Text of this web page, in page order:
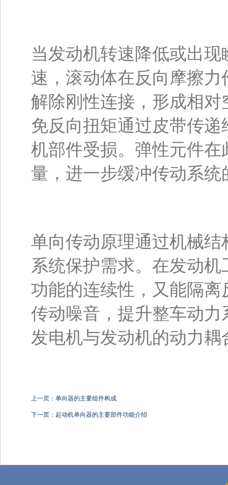
当发动机转速降低或出
速，滚动体在反向摩擦
解除刚性连接，形成相
免反向扭矩通过皮带传
机部件受损。弹性元件
量，进一步缓冲传动系统
单向传动原理通过机械
系统保护需求。在发动
功能的连续性，又能隔
传动噪音，提升整车动
发电机与发动机的动力
上一页：单向器的主要组件构成
下一页：起动机单向器的主要部件功能介绍